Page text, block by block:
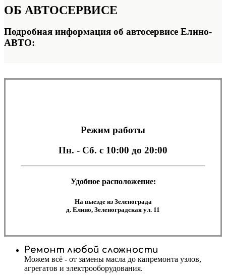
ОБ АВТОСЕРВИСЕ
Подробная информация об автосервисе Елино-
АВТО:
Режим работы
Пн. - Сб. с 10:00 до 20:00
Удобное расположение:
На выезде из Зеленограда
д. Елино, Зеленоградская ул. 11
Ремонт любой сложности
Можем всё - от замены масла до капремонта узлов,
агрегатов и электрооборудования.